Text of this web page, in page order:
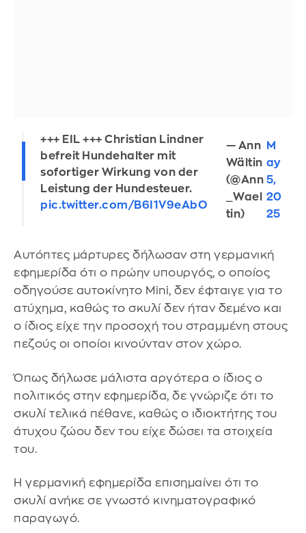
+++ EIL +++ Christian Lindner
befreit Hundehalter mit
sofortiger Wirkung von der
Leistung der Hundesteuer.
pic.twitter.com/B6I1V9eAbO
— Ann
Wältin
(@Ann
_Wael
tin)
M
ay
5,
20
25
Αυτόπτες μάρτυρες δήλωσαν στη γερμανική
εφημερίδα ότι ο πρώην υπουργός, ο οποίος
οδηγούσε αυτοκίνητο Mini, δεν έφταιγε για το
ατύχημα, καθώς το σκυλί δεν ήταν δεμένο και
ο ίδιος είχε την προσοχή του στραμμένη στους
πεζούς οι οποίοι κινούνταν στον χώρο.
Όπως δήλωσε μάλιστα αργότερα ο ίδιος ο
πολιτικός στην εφημερίδα, δε γνώριζε ότι το
σκυλί τελικά πέθανε, καθώς ο ιδιοκτήτης του
άτυχου ζώου δεν του είχε δώσει τα στοιχεία
του.
Η γερμανική εφημερίδα επισημαίνει ότι το
σκυλί ανήκε σε γνωστό κινηματογραφικό
παραγωγό.